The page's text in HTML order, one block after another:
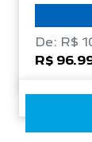
De: R$
R$